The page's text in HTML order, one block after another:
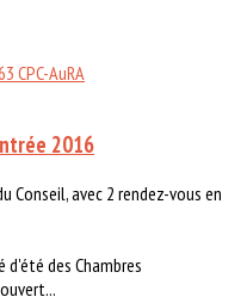
CPC-AuRA
2016
Conseil, avec 2 rendez-vous en
d'été des Chambres